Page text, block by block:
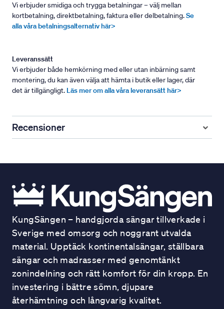
Vi erbjuder smidiga och trygga betalningar – välj mellan
kortbetalning, direktbetalning, faktura eller delbetalning.Se
alla våra betalningsalternativ här>
Leveranssätt
Vi erbjuder både hemkörning med eller utan inbärning samt
montering, du kan även välja att hämta i butik eller lager, där
det är tillgängligt. Läs mer om alla våra leveransätt här>
Recensioner
KungSängen – handgjorda sängar tillverkade i
Sverige med omsorg och noggrant utvalda
material. Upptäck kontinentalsängar, ställbara
sängar och madrasser med genomtänkt
zonindelning och rätt komfort för din kropp. En
investering i bättre sömn, djupare
återhämtning och långvarig kvalitet.